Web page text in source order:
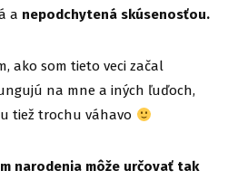
a nepodchytená skúsenosťou.
ako som tieto veci začal
na mne a iných ľuďoch,
tiež trochu váhavo
narodenia môže určovať tak